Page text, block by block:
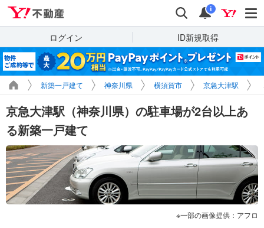
検索 通知
i
ログイン ID新規取得
新築一戸建て 神奈川県 横須賀市 京急大津駅
京急大津駅（神奈川県）の駐車場が2台以上あ
る新築一戸建て
一部の画像提供：アフロ